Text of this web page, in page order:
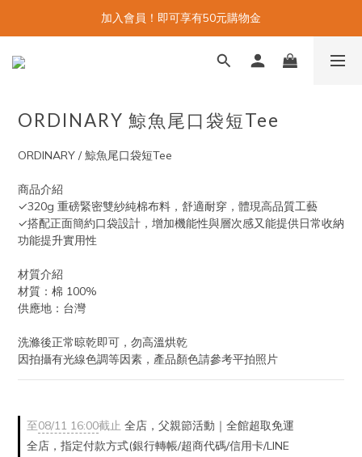
加入會員！即可享有50元購物金
ORDINARY 鯨魚尾口袋短Tee
ORDINARY / 鯨魚尾口袋短Tee
商品介紹
✓320g 重磅緊密雙紗純棉布料，舒適耐穿，體現高品質工藝
✓搭配正面簡約口袋設計，增加機能性與層次感又能提供日常收納
功能提升實用性
材質介紹
材質：棉 100%
供應地：台灣
洗滌後正常晾乾即可，勿高溫烘乾
因拍攝有光線色調等因素，產品顏色請參考平拍照片
至08/11 16:00截止 全店，父親節活動｜全館超取免運
全店，指定付款方式(銀行轉帳/超商代碼/信用卡/LINE